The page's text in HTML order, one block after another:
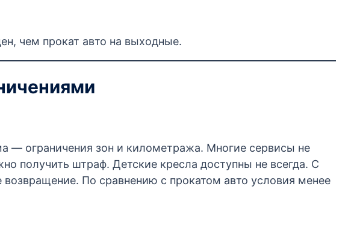
чем прокат авто на выходные.
— ограничения зон и километража. Многие сервисы не
получить штраф. Детские кресла доступны не всегда. С
По сравнению с прокатом авто условия менее